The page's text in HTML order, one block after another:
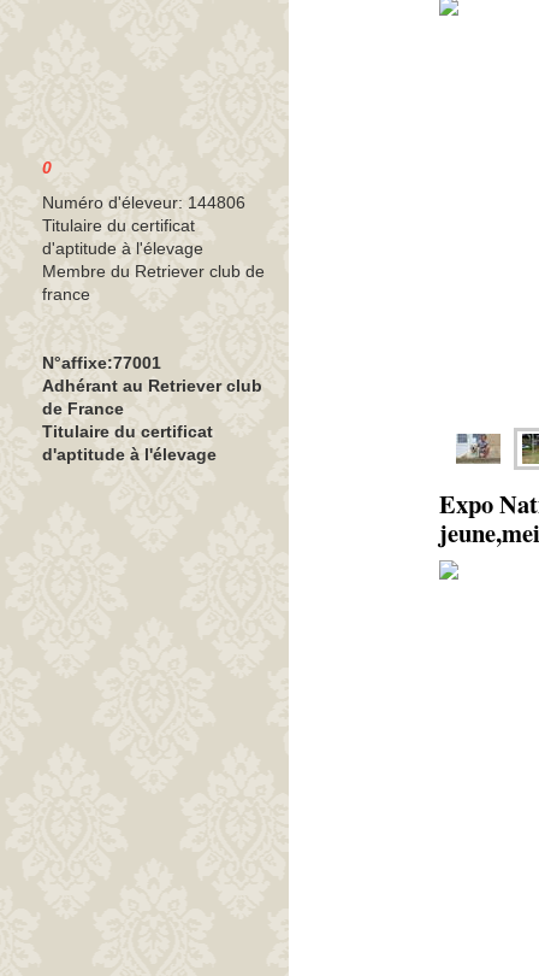
Expo
0
Numéro d'éleveur: 144806
Titulaire du certificat
d'aptitude à l'élevage
Membre du Retriever club de
france
N°affixe:77001
Adhérant au Retriever club
de France
Titulaire du certificat
d'aptitude à l'élevage